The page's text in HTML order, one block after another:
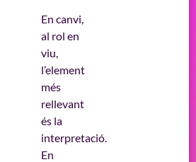
En canvi,
al rol en
viu,
l’element
més
rellevant
és la
interpretació.
En